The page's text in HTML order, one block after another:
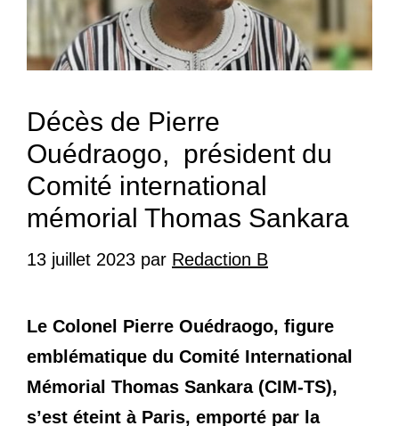
Décès de Pierre
Ouédraogo, président du
Comité international
mémorial Thomas Sankara
13 juillet 2023 par Redaction B
Le Colonel Pierre Ouédraogo, figure
emblématique du Comité International
Mémorial Thomas Sankara (CIM-TS),
s’est éteint à Paris, emporté par la